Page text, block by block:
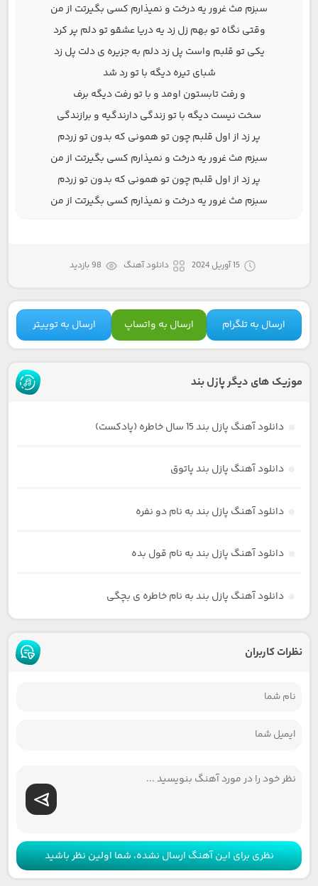
سبزم مث غرور یه درخت و نمیذارم کسی بگیرتت از من
وقتی نگاه تو بهم زل زد یه دریا عشقو تو دلم پر کرد
یکی تو قلبم واست پل زد دلم به جزیره ی دلت پل زد
شبای تیره دیگه با تو رد شد
و رفت تابستون اومد و با تو رفت دیگه برف
سخت نیست دیگه با تو زندگی دارندگیه و برازندگی
پر زد از اول قلبم چون تو همونی که بدون تو زردم
سبزم مث غرور یه درخت و نمیذارم کسی بگیرتت از من
پر زد از اول قلبم چون تو همونی که بدون تو زردم
سبزم مث غرور یه درخت و نمیذارم کسی بگیرتت از من
15 آوریل 2024 دانلود آهنگ 98 بازدید
ارسال به تلگرام ارسال به واتساپ ارسال به توییتر
موزیک های دیگر پازل بند
دانلود آهنگ پازل بند 15 سال خاطره (پادکست)
دانلود آهنگ پازل بند پاتوق
دانلود آهنگ پازل بند به نام دو نفره
دانلود آهنگ پازل بند به نام قول بده
دانلود آهنگ پازل بند به نام خاطره ی بچگی
نظرات کاربران
نظری برای این آهنگ ارسال نشده، شما اولین نظر باشید